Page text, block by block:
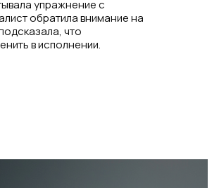
упражнение с
обратила внимание на
что
в исполнении.